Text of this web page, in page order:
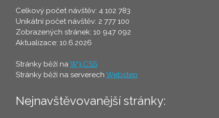
Celkový počet návštěv: 4 102 783
Unikátní počet návštěv: 2 777 100
Zobrazených stránek: 10 947 092
Aktualizace: 10.6.2026
Stránky běží naW3.CSS
Stránky běží na serverech Webstep
Nejnavštěvovanější stránky: